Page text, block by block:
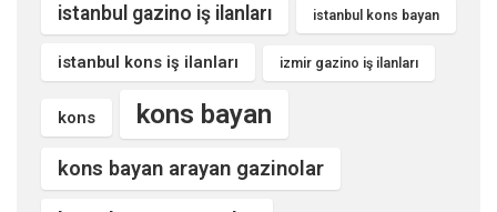
istanbul gazino iş ilanları istanbul kons bayan
istanbul kons iş ilanları izmir gazino iş ilanları
kons kons bayan
kons bayan arayan gazinolar